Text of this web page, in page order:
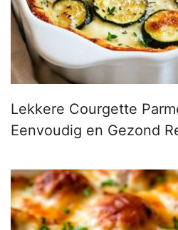
Lekkere Courgette
Eenvoudig en Gezond